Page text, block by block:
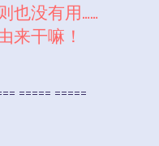
也没有用……
来干嘛！
===== =====